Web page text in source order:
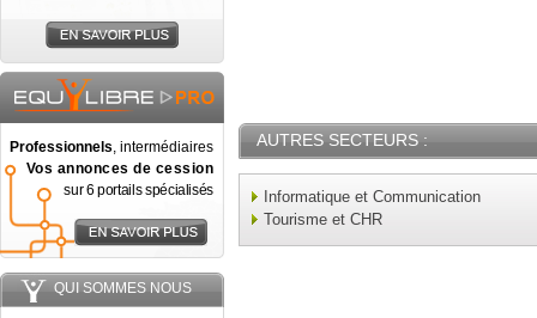
Professionnels, intermédiaires
Vos annonces de cession
sur 6 portails spécialisés
QUI SOMMES NOUS
AUTRES SECTEURS :
Informatique et Communication
Tourisme et CHR